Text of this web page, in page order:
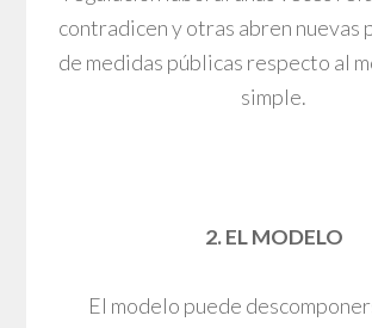
contradicen y otras abren nuevas
de medidas públicas respecto al
simple.
2. EL MODELO
El modelo puede